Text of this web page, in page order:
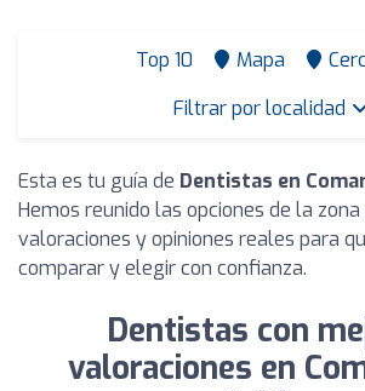
Top 10 Mapa
Filtrar por localidad
Esta es tu guía de Dentistas en
Hemos reunido las opciones de la zona
valoraciones y opiniones reales para
comparar y elegir con confianza.
Dentistas con
valoraciones en